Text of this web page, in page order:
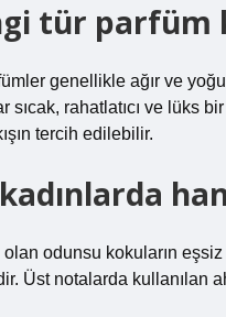
tür parfüm
genellikle ağır ve
sıcak, rahatlatıcı ve lüks
tercih edilebilir.
olan odunsu kokuların
Üst notalarda kullanılan